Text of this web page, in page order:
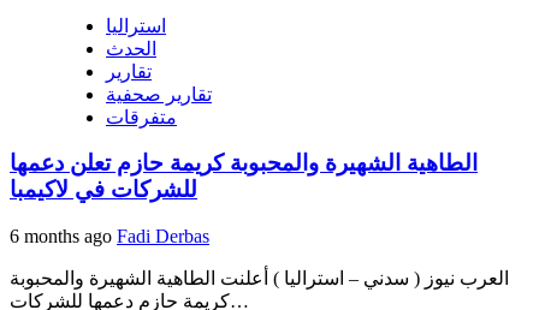
استراليا
الحدث
تقارير
تقارير صحفية
متفرقات
الطاهية الشهيرة والمحبوبة كريمة حازم تعلن دعمها
للشركات في لاكيمبا
6 months ago Fadi Derbas
العرب نيوز ( سدني – استراليا ) أعلنت الطاهية الشهيرة والمحبوبة
كريمة حازم دعمها للشركات…